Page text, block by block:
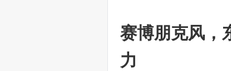
赛博朋克风，
力